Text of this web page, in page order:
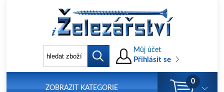
Můj účet
Přihlásit se
ZOBRAZIT KATEGORIE
0